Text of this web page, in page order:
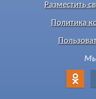
Разместить
Политика
Мы